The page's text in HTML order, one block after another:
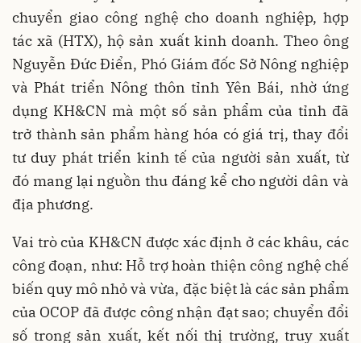
chuyển giao công nghệ cho doanh nghiệp, hợp
tác xã (HTX), hộ sản xuất kinh doanh. Theo ông
Nguyễn Đức Điển, Phó Giám đốc Sở Nông nghiệp
và Phát triển Nông thôn tỉnh Yên Bái, nhờ ứng
dụng KH&CN mà một số sản phẩm của tỉnh đã
trở thành sản phẩm hàng hóa có giá trị, thay đổi
tư duy phát triển kinh tế của người sản xuất, từ
đó mang lại nguồn thu đáng kể cho người dân và
địa phương.
Vai trò của KH&CN được xác định ở các khâu, các
công đoạn, như: Hỗ trợ hoàn thiện công nghệ chế
biến quy mô nhỏ và vừa, đặc biệt là các sản phẩm
của OCOP đã được công nhận đạt sao; chuyển đổi
số trong sản xuất, kết nối thị trường, truy xuất